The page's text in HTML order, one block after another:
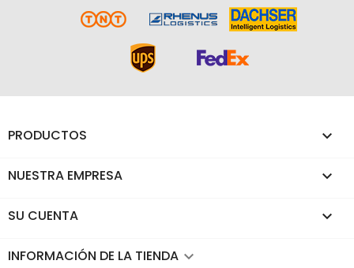
PRODUCTOS 
NUESTRA EMPRESA 
SU CUENTA 
INFORMACIÓN DE LA TIENDA keyboard_arrow_down